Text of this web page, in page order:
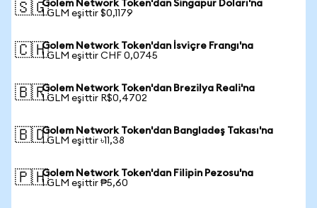
🇸🇬Golem Network Token'dan Singapur Doları'na
1 GLM eşittir $0,1179
🇨🇭Golem Network Token'dan İsviçre Frangı'na
1 GLM eşittir CHF 0,0745
🇧🇷Golem Network Token'dan Brezilya Reali'na
1 GLM eşittir R$0,4702
🇧🇩Golem Network Token'dan Bangladeş Takası'na
1 GLM eşittir ৳11,38
🇵🇭Golem Network Token'dan Filipin Pezosu'na
1 GLM eşittir ₱5,60